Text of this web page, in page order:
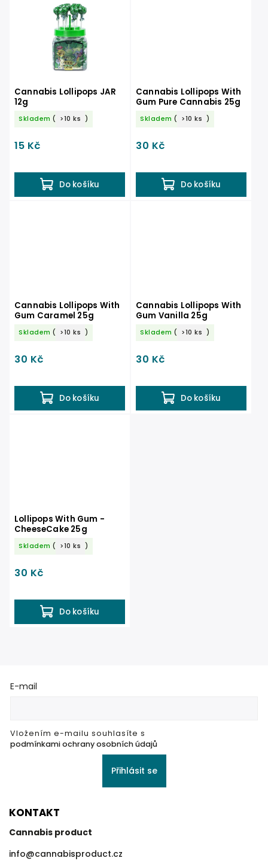
Cannabis Lollipops JAR
12g
Skladem ( >10 ks )
15 Kč
Do košíku
Cannabis Lollipops With
Gum Pure Cannabis 25g
Skladem ( >10 ks )
30 Kč
Do košíku
Cannabis Lollipops With
Gum Caramel 25g
Skladem ( >10 ks )
30 Kč
Do košíku
Cannabis Lollipops With
Gum Vanilla 25g
Skladem ( >10 ks )
30 Kč
Do košíku
Lollipops With Gum -
CheeseCake 25g
Skladem ( >10 ks )
30 Kč
Do košíku
E-mail
Vložením e-mailu souhlasíte s
podmínkami ochrany osobních údajů
Přihlásit se
KONTAKT
Cannabis product
info@cannabisproduct.cz